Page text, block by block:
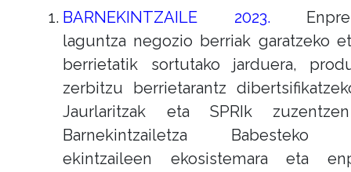
BARNEKINTZAILE 2023.
laguntza negozio berriak garatzeko
berrietatik sortutako jarduera,
zerbitzu berrietarantz
Jaurlaritzak eta SPRIk
Barnekintzailetza Babesteko
ekintzaileen ekosistemara eta